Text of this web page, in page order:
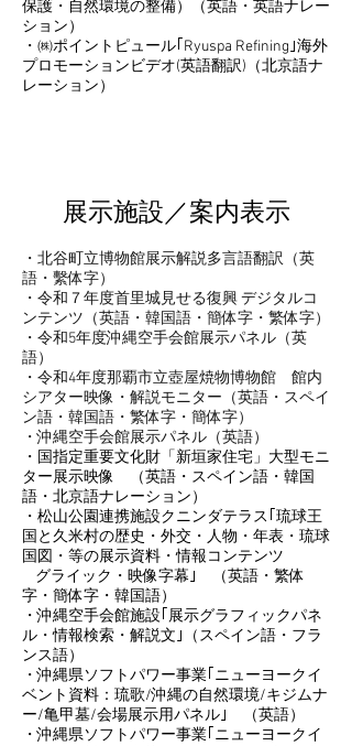
保護・自然環境の整備）（英語・英語ナレー
ション）
・㈱ポイントピュール｢Ryuspa Refining｣海外
プロモーションビデオ(英語翻訳)（北京語ナ
レーション）
展示施設／案内表示
・北谷町立博物館展示解説多言語翻訳（英
語・繫体字）
​・令和７年度首里城見せる復興 デジタルコ
ンテンツ（英語・韓国語・簡体字・繁体字）
・令和5年度沖縄空手会館展示パネル（英
語）
・令和4年度那覇市立壺屋焼物博物館 館内
シアター映像・解説モニター（英語・スペイ
ン語・韓国語・繁体字・簡体字）
・沖縄空手会館展示パネル（英語）
・国指定重要文化財「新垣家住宅」大型モニ
ター展示映像 （英語・スペイン語・韓国
語・北京語ナレーション）
・松山公園連携施設クニンダテラス｢琉球王
国と久米村の歴史・外交・人物・年表・琉球
国図・等の展示資料・情報コンテンツ
グライック・映像字幕｣ （英語・繁体
字・簡体字・韓国語）
・沖縄空手会館施設｢展示グラフィックパネ
ル・情報検索・解説文｣（スペイン語・フラ
ンス語）
・沖縄県ソフトパワー事業｢ニューヨークイ
ベント資料：琉歌/沖縄の自然環境/キジムナ
ー/亀甲墓/会場展示用パネル｣ （英語）
・沖縄県ソフトパワー事業｢ニューヨークイ